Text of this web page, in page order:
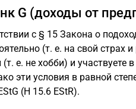
G (доходы от
с § 15 Закона о
(т. е. на свой страх
е. не хобби) и участвуете
эти условия в равной
(H 15.6 EStR).